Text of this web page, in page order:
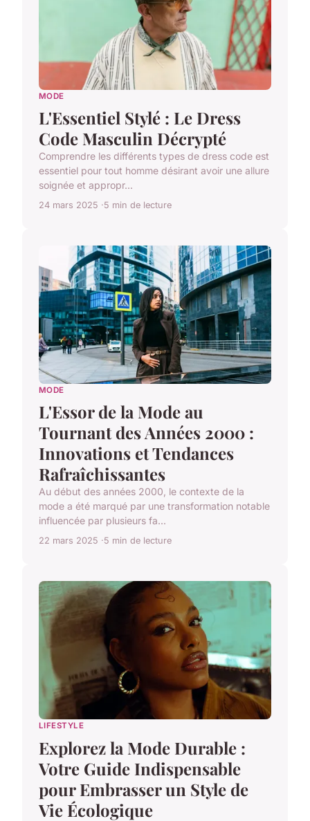
MODE
L'Essentiel Stylé : Le Dress
Code Masculin Décrypté
Comprendre les différents types de dress code est
essentiel pour tout homme désirant avoir une allure
soignée et appropr...
24 mars 2025 5 min de lecture
MODE
L'Essor de la Mode au
Tournant des Années 2000 :
Innovations et Tendances
Rafraîchissantes
Au début des années 2000, le contexte de la
mode a été marqué par une transformation notable
influencée par plusieurs fa...
22 mars 2025 5 min de lecture
LIFESTYLE
Explorez la Mode Durable :
Votre Guide Indispensable
pour Embrasser un Style de
Vie Écologique